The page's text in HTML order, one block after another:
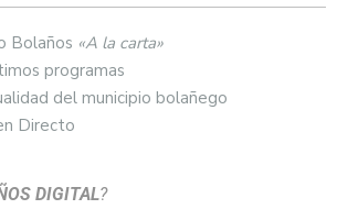
Bolaños «A la carta»
programas
del municipio bolañego
Directo
DIGITAL?